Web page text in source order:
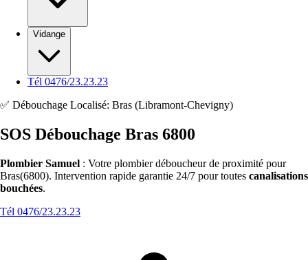
Vidange
Tél 0476/23.23.23
✅ Débouchage Localisé: Bras (Libramont-Chevigny)
SOS Débouchage Bras 6800
Plombier Samuel : Votre plombier déboucheur de proximité pour
Bras(6800). Intervention rapide garantie 24/7 pour toutes canalisations
bouchées.
Tél 0476/23.23.23